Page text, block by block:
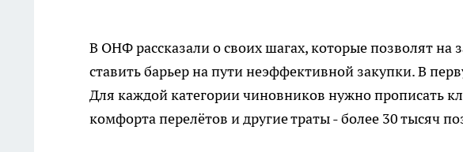
В ОНФ рассказали о своих шагах, которые позволят
ставить барьер на пути неэффективной закупки. В
Для каждой категории чиновников нужно прописать
комфорта перелётов и другие траты - более 30 тысяч